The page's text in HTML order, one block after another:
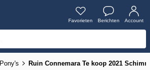
Favorieten Berichten Account
Pony's Ruin Connemara Te koop 2021